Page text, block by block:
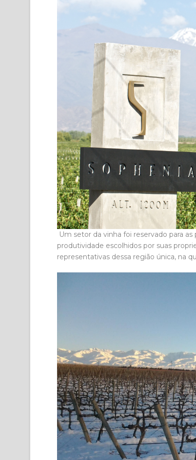
Um setor da vinha foi reservado para
produtividade escolhidos por suas
representativas dessa região única, na